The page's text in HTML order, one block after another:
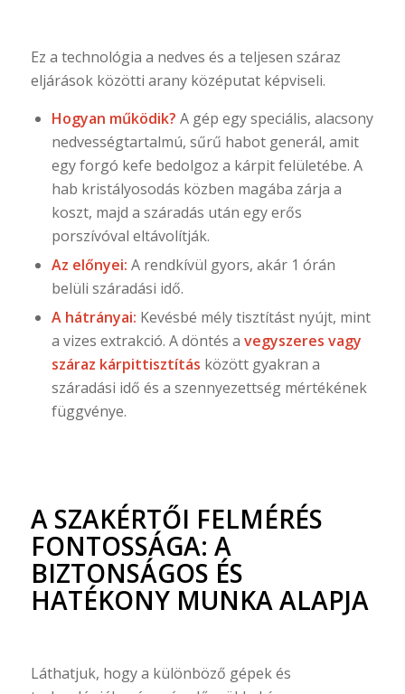
Ez a technológia a nedves és a teljesen száraz
eljárások közötti arany középutat képviseli.
Hogyan működik? A gép egy speciális, alacsony
nedvességtartalmú, sűrű habot generál, amit
egy forgó kefe bedolgoz a kárpit felületébe. A
hab kristályosodás közben magába zárja a
koszt, majd a száradás után egy erős
porszívóval eltávolítják.
Az előnyei: A rendkívül gyors, akár 1 órán
belüli száradási idő.
A hátrányai: Kevésbé mély tisztítást nyújt, mint
a vizes extrakció. A döntés a vegyszeres vagy
száraz kárpittisztítás között gyakran a
száradási idő és a szennyezettség mértékének
függvénye.
A SZAKÉRTŐI FELMÉRÉS
FONTOSSÁGA: A
BIZTONSÁGOS ÉS
HATÉKONY MUNKA ALAPJA
Láthatjuk, hogy a különböző gépek és